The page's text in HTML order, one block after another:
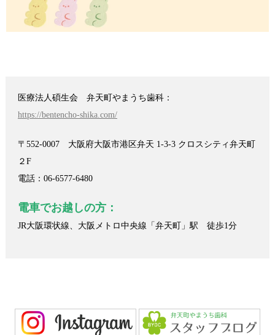
医療法人碩生会 弁天町やまうち歯科：
https://bentencho-shika.com/
〒552-0007 大阪府大阪市港区弁天 1-3-3 クロスシティ弁天町
２F
電話：06-6577-6480
電車でお越しの方：
JR大阪環状線、大阪メトロ中央線「弁天町」駅 徒歩1分